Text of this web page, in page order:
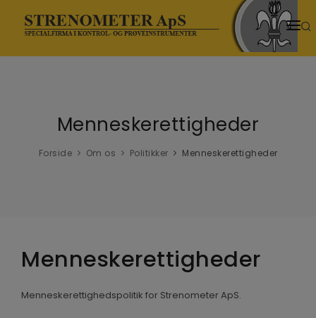
HJEM
SENESTE NYT
NYHEDER
DOWNLOADS
Menneskerettigheder
Forside Om os Politikker Menneskerettigheder
Menneskerettigheder
Menneskerettighedspolitik for Strenometer ApS.